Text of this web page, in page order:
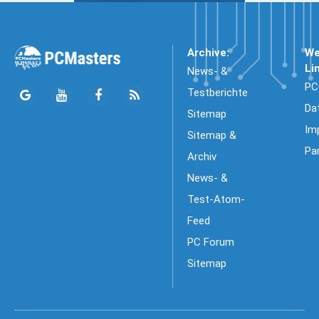
Archive:
News- &
Testberichte
Sitemap
Sitemap &
Archiv
News- &
Test-Atom-
Feed
PC Forum
Sitemap